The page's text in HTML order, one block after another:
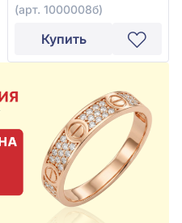
(арт. 1000008б)
Купить